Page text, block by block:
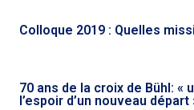
Colloque 2019 : Quelles
70 ans de la croix de Bühl: «
l’espoir d’un nouveau départ